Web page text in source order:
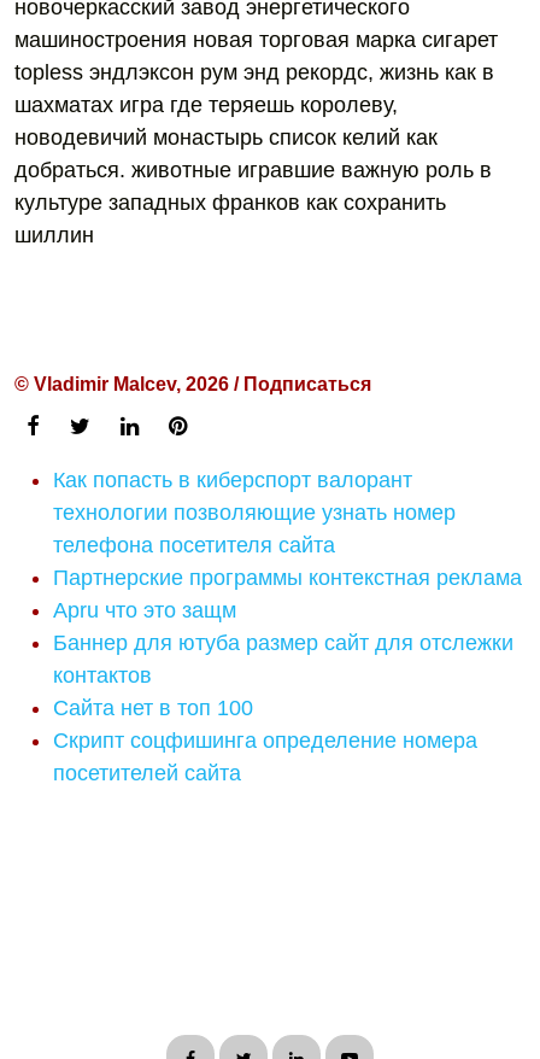
новочеркасский завод энергетического
машиностроения новая торговая марка сигарет
topless эндлэксон рум энд рекордс, жизнь как в
шахматах игра где теряешь королеву,
новодевичий монастырь список келий как
добраться. животные игравшие важную роль в
культуре западных франков как сохранить
шиллин
© Vladimir Malcev, 2026 / Подписаться
Как попасть в киберспорт валорант
технологии позволяющие узнать номер
телефона посетителя сайта
Партнерские программы контекстная реклама
Apru что это защм
Баннер для ютуба размер сайт для отслежки
контактов
Сайта нет в топ 100
Скрипт соцфишинга определение номера
посетителей сайта